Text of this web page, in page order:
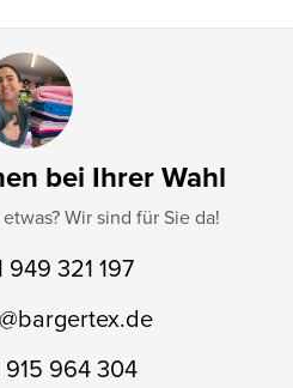
bei Ihrer Wahl
Wir sind für Sie da!
949 321 197
@bargertex.de
915 964 304